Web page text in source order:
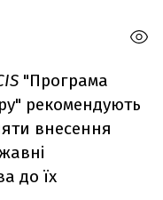
"Програма
рекомендують
внесення
до їх